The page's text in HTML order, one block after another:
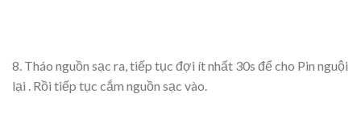
8. Tháo nguồn sạc ra, tiếp tục đợi ít nhất 30s để cho Pin nguội
lại . Rồi tiếp tục cắm nguồn sạc vào.